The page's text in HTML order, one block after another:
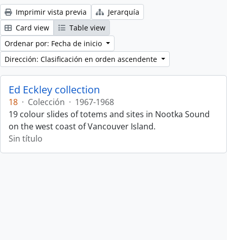
Imprimir vista previa
Jerarquía
Card view
Table view
Ordenar por: Fecha de inicio
Dirección: Clasificación en orden ascendente
Ed Eckley collection
18 · Colección · 1967-1968
19 colour slides of totems and sites in Nootka Sound
on the west coast of Vancouver Island.
Sin título